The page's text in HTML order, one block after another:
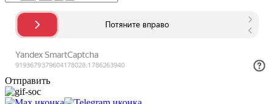
Отправить